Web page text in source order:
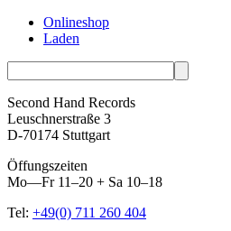
Onlineshop
Laden
Second Hand Records
Leuschnerstraße 3
D-70174 Stuttgart
Öffungszeiten
Mo—Fr 11–20 + Sa 10–18
Tel: +49(0) 711 260 404